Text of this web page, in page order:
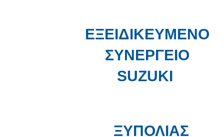
ΕΞΕΙΔΙΚΕΥΜΕΝΟ
ΣΥΝΕΡΓΕΙΟ
SUZUKI
ΞΥΠΟΛΙΑΣ